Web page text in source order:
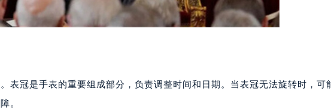
表冠是手表的重要组成部分，负责调整时间和日期。当表冠无法旋转时，可
。